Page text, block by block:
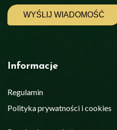
Informacje
Regulamin
Polityka prywatności i cookies